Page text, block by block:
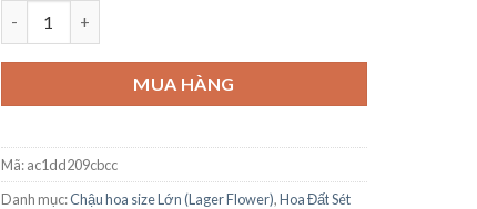
MUA HÀNG
Mã:ac1dd209cbcc
Danh mục:Chậu hoa size Lớn (Lager Flower),Hoa Đất Sét